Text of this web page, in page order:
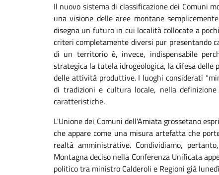
Il nuovo sistema di classificazione dei Comuni
una visione delle aree montane
disegna un futuro in cui località collocate a
criteri completamente diversi pur presentando
di un territorio è, invece, indispensabile
strategica la tutela idrogeologica, la difesa delle
delle attività produttive. I luoghi considerati
di tradizioni e cultura locale, nella
caratteristiche.
L'Unione dei Comuni dell'Amiata grossetano
che appare come una misura artefatta che
realtà amministrative. Condividiamo,
Montagna deciso nella Conferenza Unificata
politico tra ministro Calderoli e Regioni già